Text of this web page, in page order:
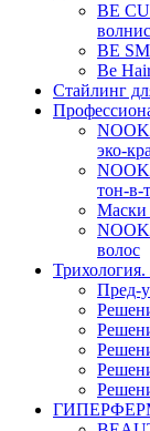
BE
BE
Be
Стайлинг
эко-
тон-в-
Маски
волос
Пред-